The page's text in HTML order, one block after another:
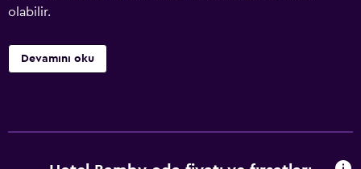
olabilir.
Devamını oku